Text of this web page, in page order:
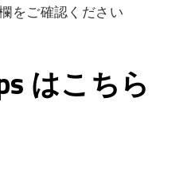
をご確認ください
はこちら